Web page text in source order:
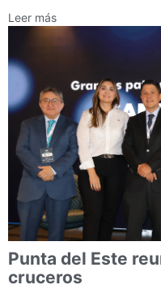
Leer más
Punta del Este
cruceros